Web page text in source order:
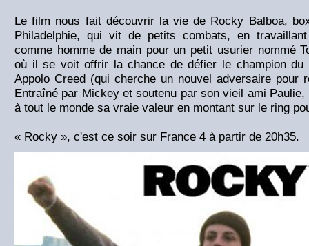
Le film nous fait découvrir la vie de Rocky Balboa,
Philadelphie, qui vit de petits combats, en
comme homme de main pour un petit usurier nommé
où il se voit offrir la chance de défier le champion du
Appolo Creed (qui cherche un nouvel adversaire pour
Entraîné par Mickey et soutenu par son vieil ami
à tout le monde sa vraie valeur en montant sur le ring
« Rocky », c'est ce soir sur France 4 à partir de 20h35.